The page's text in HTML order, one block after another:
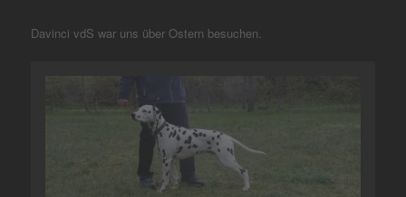
Davinci vdS war uns über Ostern besuchen.